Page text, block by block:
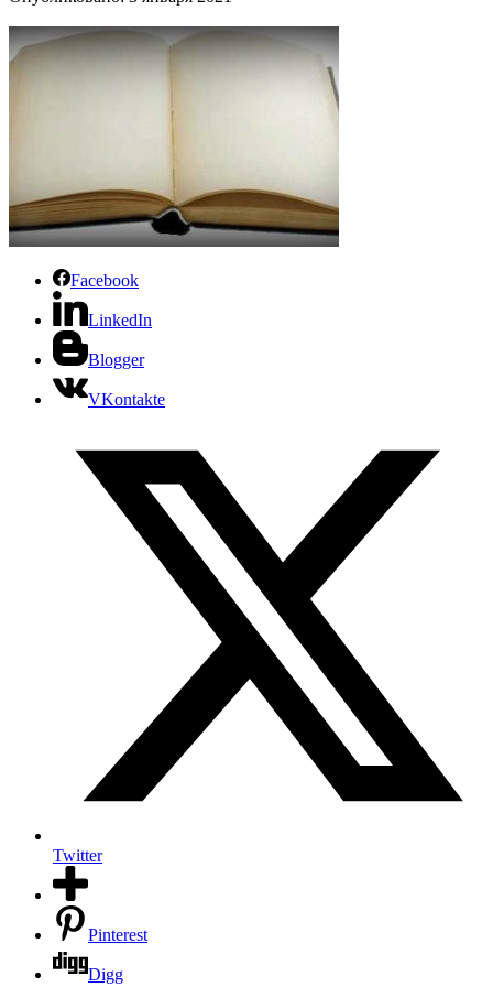
Facebook
LinkedIn
Blogger
VKontakte
Twitter
Pinterest
Digg